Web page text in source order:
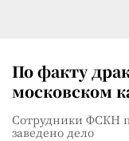
По факту
московском
Сотрудники ФСКН
заведено дело